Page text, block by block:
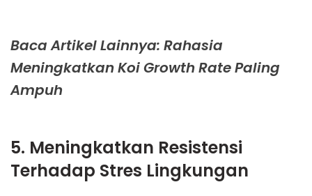
Baca Artikel Lainnya: Rahasia
Meningkatkan Koi Growth Rate Paling
Ampuh
5. Meningkatkan Resistensi
Terhadap Stres Lingkungan